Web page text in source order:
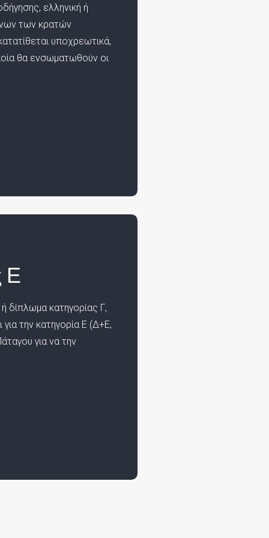
ελληνική ή
των κρατών
υποχρεωτικά,
θα ενσωματωθούν οι
Ε
δίπλωμα κατηγορίας Γ,
την κατηγορία Ε (Δ+Ε,
για να την